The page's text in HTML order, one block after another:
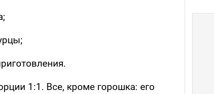
1:1. Все, кроме горошка: его